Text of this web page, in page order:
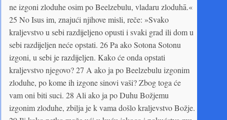
ne izgoni zloduhe osim po Beelzebulu, vladaru zloduhā.«
25 No Isus im, znajući njihove misli, reče: »Svako
kraljevstvo u sebi razdijeljeno opusti i svaki grad ili dom u
sebi razdijeljen neće opstati. 26 Pa ako Sotona Sotonu
izgoni, u sebi je razdijeljen. Kako će onda opstati
kraljevstvo njegovo? 27 A ako ja po Beelzebulu izgonim
zloduhe, po kome ih izgone sinovi vaši? Zbog toga će
vam oni biti suci. 28 Ali ako ja po Duhu Božjemu
izgonim zloduhe, zbilja je k vama došlo kraljevstvo Božje.